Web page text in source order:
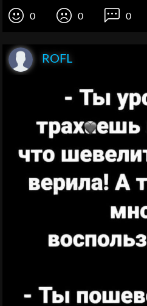
0 0 0
ROFL